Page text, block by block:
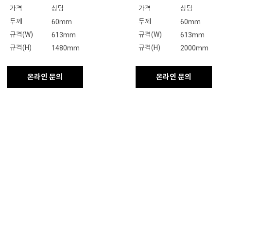
가격
상담
두께
60mm
규격(W)
613mm
규격(H)
1480mm
온라인 문의
가격
상담
두께
60mm
규격(W)
613mm
규격(H)
2000mm
온라인 문의